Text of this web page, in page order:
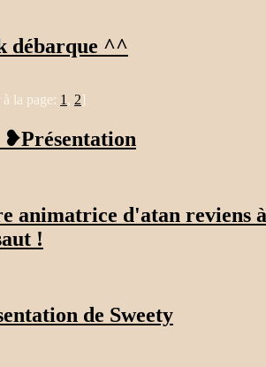
débarque ^^
la page: 1 , 2]
❥Présentation
animatrice d'atan reviens à
!
de Sweety